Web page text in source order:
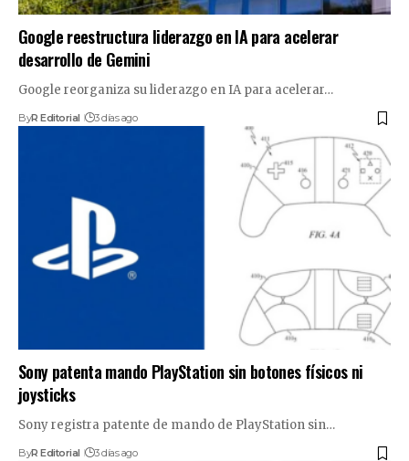
Google reestructura liderazgo en IA para acelerar
desarrollo de Gemini
Google reorganiza su liderazgo en IA para acelerar…
ByR Editorial 3 días ago
Sony patenta mando PlayStation sin botones físicos ni
joysticks
Sony registra patente de mando de PlayStation sin…
ByR Editorial 3 días ago